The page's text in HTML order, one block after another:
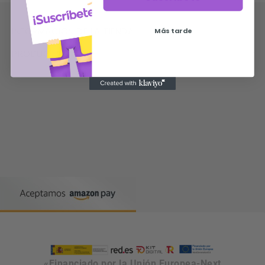
INFORMACIÓN DE LA TIENDA
PRODUCTOS

Más tarde